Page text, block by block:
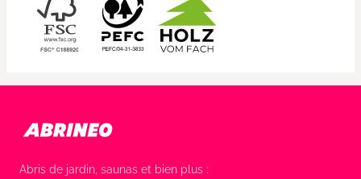
Abris de jardin, saunas et bien plus :